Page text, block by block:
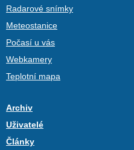
Radarové snímky
Meteostanice
Počasí u vás
Webkamery
Teplotní mapa
Archiv
Uživatelé
Články